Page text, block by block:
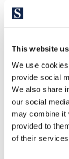
This website
We use
provide social
We also share
our social
may combine it
provided to
of their
spazieren
man die reiche
Indianas”
um die herum
abdecken:
Amerikaner.
In diesem